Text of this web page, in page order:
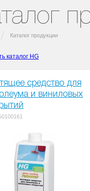
Каталог продукции
каталог HG
средство для
и виниловых